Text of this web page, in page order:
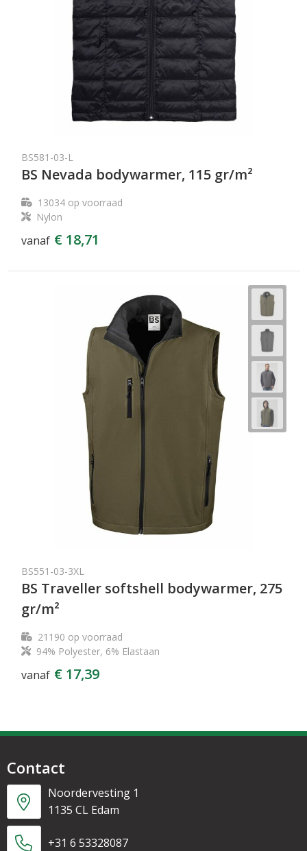
BS581-03-L
BS Nevada bodywarmer, 115 gr/m²
13034op voorraad
Nylon
vanaf € 18,71
BS551-03-3XL
BS Traveller softshell bodywarmer, 275
gr/m²
21190 op voorraad
94% Polyester, 6% Elastaan
vanaf € 17,39
Contact
Noordervesting 1
1135 CL Edam
+31 6 53328087